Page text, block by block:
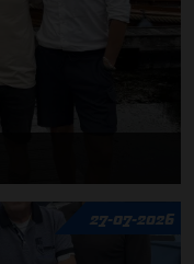
27-07-2026